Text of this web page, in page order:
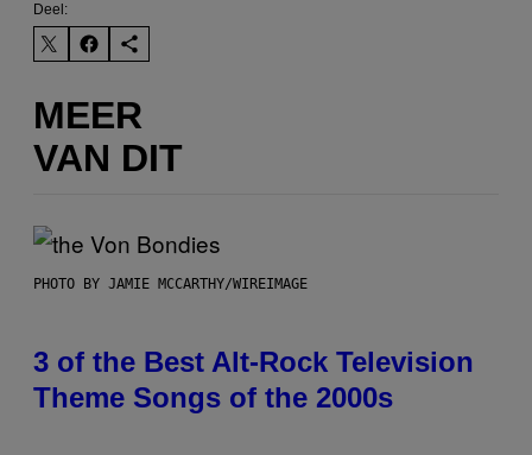
Deel:
MEER
VAN DIT
PHOTO BY JAMIE MCCARTHY/WIREIMAGE
3 of the Best Alt-Rock Television
Theme Songs of the 2000s